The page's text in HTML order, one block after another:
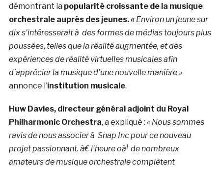
démontrant la popularité croissante de la musique
orchestrale auprès des jeunes.« Environ un jeune sur
dix s’intéresserait à des formes de médias toujours plus
poussées, telles que la réalité augmentée, et des
expériences de réalité virtuelles musicales afin
d’apprécier la musique d’une nouvelle manière »
annonce l’institution musicale.
Huw Davies, directeur général adjoint du Royal
Philharmonic Orchestra, a expliqué : « Nous sommes
ravis de nous associer à Snap Inc pour ce nouveau
projet passionnant. à€ l’heure oà¹ de nombreux
amateurs de musique orchestrale complètent